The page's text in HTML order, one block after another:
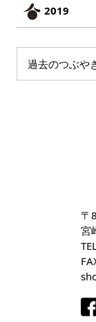
2019
過去のつぶや
〒
宮
TEL